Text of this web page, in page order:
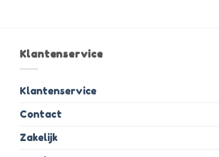
Klantenservice
Klantenservice
Contact
Zakelijk